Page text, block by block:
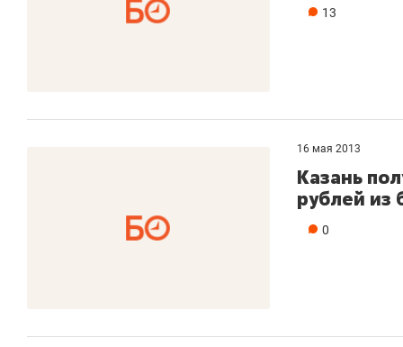
13
16 мая 2013
Казань
рублей из
0